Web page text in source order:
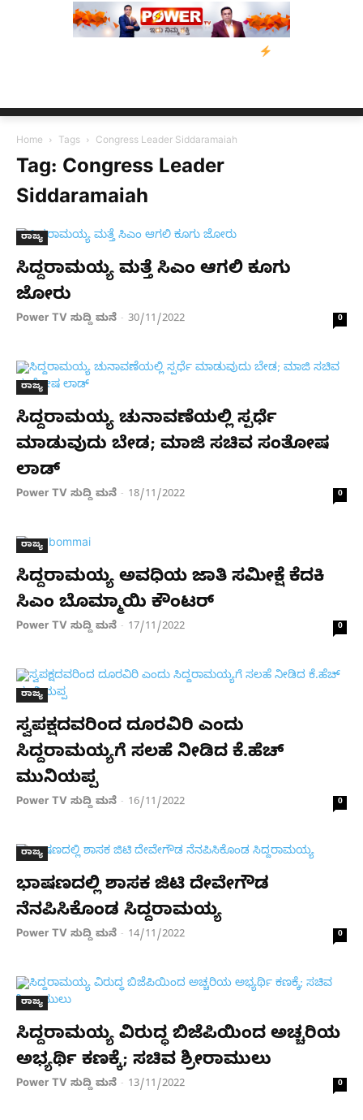
ಬೆಂಗಳೂರಿನಿಂದ
Home Tags Congress Leader Siddaramaiah
Tag: Congress Leader
Siddaramaiah
ರಾಜ್ಯ
ಸಿದ್ದರಾಮಯ್ಯ ಮತ್ತೆ ಸಿಎಂ ಆಗಲಿ ಕೂಗು
ಜೋರು
Power TV ಸುದ್ದಿ ಮನೆ - 30/11/2022 0
ರಾಜ್ಯ
ಸಿದ್ದರಾಮಯ್ಯ ಚುನಾವಣೆಯಲ್ಲಿ ಸ್ಪರ್ಧೆ
ಮಾಡುವುದು ಬೇಡ‌‌; ಮಾಜಿ ಸಚಿವ ಸಂತೋಷ
ಲಾಡ್
Power TV ಸುದ್ದಿ ಮನೆ - 18/11/2022 0
ರಾಜ್ಯ
ಸಿದ್ದರಾಮಯ್ಯ ಅವಧಿಯ ಜಾತಿ ಸಮೀಕ್ಷೆ ಕೆದಕಿ
ಸಿಎಂ ಬೊಮ್ಮಾಯಿ ಕೌಂಟರ್
Power TV ಸುದ್ದಿ ಮನೆ - 17/11/2022 0
ರಾಜ್ಯ
ಸ್ವಪಕ್ಷದವರಿಂದ ದೂರವಿರಿ ಎಂದು
ಸಿದ್ದರಾಮಯ್ಯಗೆ ಸಲಹೆ ನೀಡಿದ ಕೆ.ಹೆಚ್​
ಮುನಿಯಪ್ಪ
Power TV ಸುದ್ದಿ ಮನೆ - 16/11/2022 0
ರಾಜ್ಯ
ಭಾಷಣದಲ್ಲಿ ಶಾಸಕ ಜಿಟಿ ದೇವೇಗೌಡ
ನೆನಪಿಸಿಕೊಂಡ ಸಿದ್ದರಾಮಯ್ಯ
Power TV ಸುದ್ದಿ ಮನೆ - 14/11/2022 0
ರಾಜ್ಯ
ಸಿದ್ದರಾಮಯ್ಯ ವಿರುದ್ಧ ಬಿಜೆಪಿಯಿಂದ ಅಚ್ಚರಿಯ
ಅಭ್ಯರ್ಥಿ ಕಣಕ್ಕೆ; ಸಚಿವ ಶ್ರೀರಾಮುಲು
Power TV ಸುದ್ದಿ ಮನೆ - 13/11/2022 0